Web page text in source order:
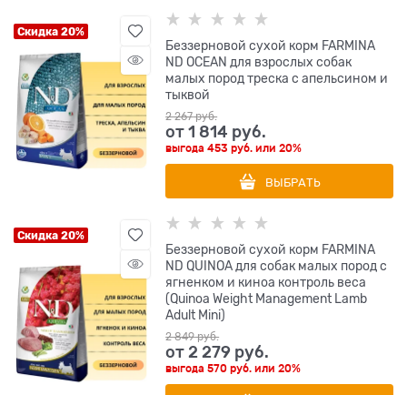
Скидка 20%
Беззерновой cухой корм FARMINA
ND OCEAN для взрослых собак
малых пород треска с апельсином и
тыквой
2 267 руб.
от1 814 руб.
выгода453 руб. или20%
ВЫБРАТЬ
Скидка 20%
Беззерновой cухой корм FARMINA
ND QUINOA для собак малых пород с
ягненком и киноа контроль веса
(Quinoa Weight Management Lamb
Adult Mini)
2 849 руб.
от2 279 руб.
выгода570 руб. или20%